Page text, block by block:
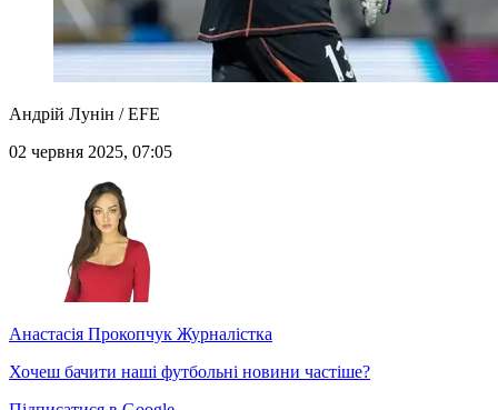
Андрій Лунін / EFE
02 червня 2025, 07:05
Анастасія Прокопчук Журналістка
Хочеш бачити наші футбольні новини частіше?